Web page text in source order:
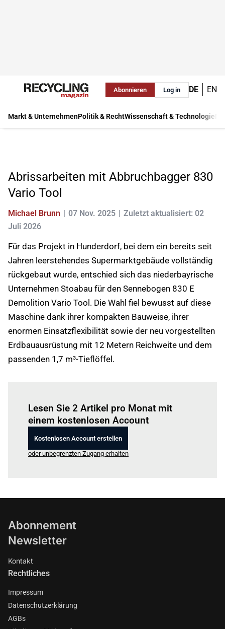
Abonnieren Log in DE EN
Markt & UnternehmenPolitik & RechtWissenschaft & Technologie
Abrissarbeiten mit Abbruchbagger 830
Vario Tool
Michael Brunn 07 Nov. 2025
Zuletzt aktualisiert: 02
Juli 2026
Für das Projekt in Hunderdorf, bei dem ein bereits seit
Jahren leerstehendes Supermarktgebäude vollständig
rückgebaut wurde, entschied sich das niederbayrische
Unternehmen Stoabau für den Sennebogen 830 E
Demolition Vario Tool. Die Wahl fiel bewusst auf diese
Maschine dank ihrer kompakten Bauweise, ihrer
enormen Einsatzflexibilität sowie der neu vorgestellten
Erdbauausrüstung mit 12 Metern Reichweite und dem
passenden 1,7 m³-Tieflöffel.
Lesen Sie 2 Artikel pro Monat mit
einem kostenlosen Account
Kostenlosen Account erstellen
oder unbegrenzten Zugang erhalten
Abonnement
Newsletter
Kontakt
Rechtliches
Impressum
Datenschutzerklärung
AGBs